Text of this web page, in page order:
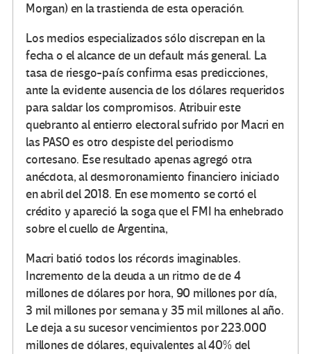
Morgan) en la trastienda de esta operación.
Los medios especializados sólo discrepan en la
fecha o el alcance de un default más general. La
tasa de riesgo-país confirma esas predicciones,
ante la evidente ausencia de los dólares requeridos
para saldar los compromisos. Atribuir este
quebranto al entierro electoral sufrido por Macri en
las PASO es otro despiste del periodismo
cortesano. Ese resultado apenas agregó otra
anécdota, al desmoronamiento financiero iniciado
en abril del 2018. En ese momento se cortó el
crédito y apareció la soga que el FMI ha enhebrado
sobre el cuello de Argentina,
Macri batió todos los récords imaginables.
Incremento de la deuda a un ritmo de de 4
millones de dólares por hora, 90 millones por día,
3 mil millones por semana y 35 mil millones al año.
Le deja a su sucesor vencimientos por 223.000
millones de dólares, equivalentes al 40% del